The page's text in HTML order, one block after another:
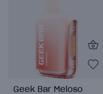
Geek Bar Meloso